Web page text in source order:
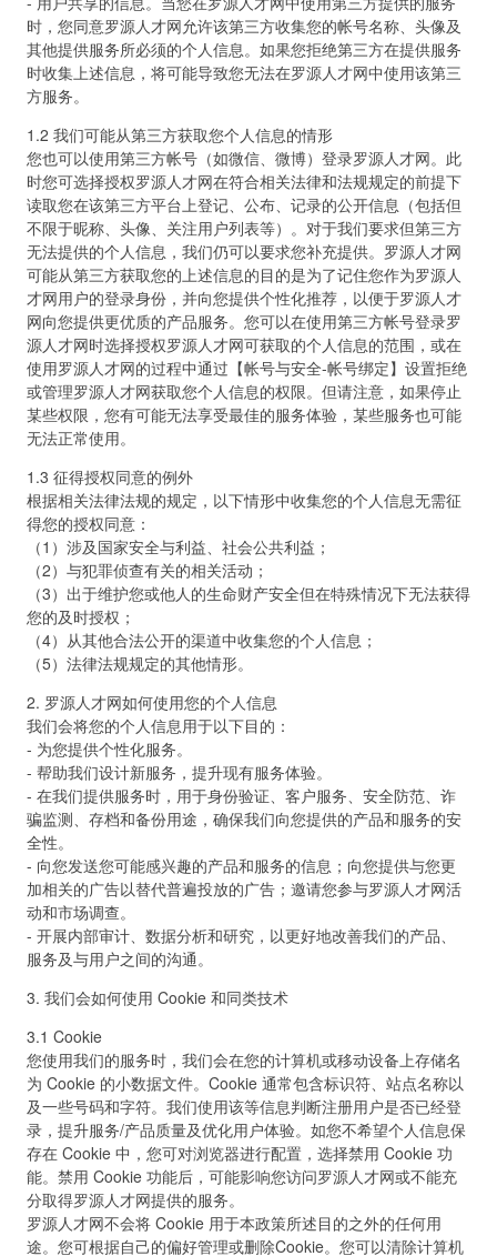
时，您同意罗源人才网允许该第三方收集您的帐号名称、头像及
其他提供服务所必须的个人信息。如果您拒绝第三方在提供服务
时收集上述信息，将可能导致您无法在罗源人才网中使用该第三
方服务。
1.2 我们可能从第三方获取您个人信息的情形
您也可以使用第三方帐号（如微信、微博）登录罗源人才网。此
时您可选择授权罗源人才网在符合相关法律和法规规定的前提下
读取您在该第三方平台上登记、公布、记录的公开信息（包括但
不限于昵称、头像、关注用户列表等）。对于我们要求但第三方
无法提供的个人信息，我们仍可以要求您补充提供。罗源人才网
可能从第三方获取您的上述信息的目的是为了记住您作为罗源人
才网用户的登录身份，并向您提供个性化推荐，以便于罗源人才
网向您提供更优质的产品服务。您可以在使用第三方帐号登录罗
源人才网时选择授权罗源人才网可获取的个人信息的范围，或在
使用罗源人才网的过程中通过【帐号与安全-帐号绑定】设置拒绝
或管理罗源人才网获取您个人信息的权限。但请注意，如果停止
某些权限，您有可能无法享受最佳的服务体验，某些服务也可能
无法正常使用。
1.3 征得授权同意的例外
根据相关法律法规的规定，以下情形中收集您的个人信息无需征
得您的授权同意：
（1）涉及国家安全与利益、社会公共利益；
（2）与犯罪侦查有关的相关活动；
（3）出于维护您或他人的生命财产安全但在特殊情况下无法获得
您的及时授权；
（4）从其他合法公开的渠道中收集您的个人信息；
（5）法律法规规定的其他情形。
2. 罗源人才网如何使用您的个人信息
我们会将您的个人信息用于以下目的：
- 为您提供个性化服务。
- 帮助我们设计新服务，提升现有服务体验。
- 在我们提供服务时，用于身份验证、客户服务、安全防范、诈
骗监测、存档和备份用途，确保我们向您提供的产品和服务的安
全性。
- 向您发送您可能感兴趣的产品和服务的信息；向您提供与您更
加相关的广告以替代普遍投放的广告；邀请您参与罗源人才网活
动和市场调查。
- 开展内部审计、数据分析和研究，以更好地改善我们的产品、
服务及与用户之间的沟通。
3. 我们会如何使用 Cookie 和同类技术
3.1 Cookie
您使用我们的服务时，我们会在您的计算机或移动设备上存储名
为 Cookie 的小数据文件。Cookie 通常包含标识符、站点名称以
及一些号码和字符。我们使用该等信息判断注册用户是否已经登
录，提升服务/产品质量及优化用户体验。如您不希望个人信息保
存在 Cookie 中，您可对浏览器进行配置，选择禁用 Cookie 功
能。禁用 Cookie 功能后，可能影响您访问罗源人才网或不能充
分取得罗源人才网提供的服务。
罗源人才网不会将 Cookie 用于本政策所述目的之外的任何用
途。您可根据自己的偏好管理或删除Cookie。您可以清除计算机